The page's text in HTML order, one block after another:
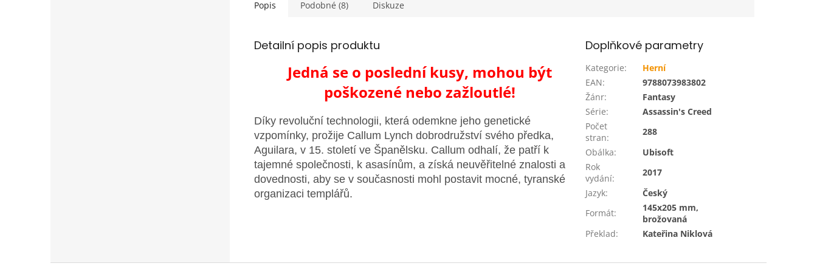
Popis Podobné (8) Diskuze
Detailní popis produktu
Jedná se o poslední kusy, mohou být
poškozené nebo zažloutlé!
Díky revoluční technologii, která odemkne jeho genetické
vzpomínky, prožije Callum Lynch dobrodružství svého předka,
Aguilara, v 15. století ve Španělsku. Callum odhalí, že patří k
tajemné společnosti, k asasínům, a získá neuvěřitelné znalosti a
dovednosti, aby se v současnosti mohl postavit mocné, tyranské
organizaci templářů.
Doplňkové parametry
Kategorie:
Herní
EAN:
9788073983802
Žánr:
Fantasy
Série:
Assassin's Creed
Počet
stran:
288
Obálka:
Ubisoft
Rok
vydání:
2017
Jazyk:
Český
Formát:
145x205 mm,
brožovaná
Překlad: Kateřina Niklová